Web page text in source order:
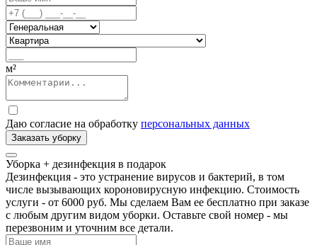
м²
Даю согласие на обработку персональных данных
Заказать уборку
Уборка + дезинфекция в подарок
Дезинфекция - это устранение вирусов и бактерий, в том
числе вызывающих короновирусную инфекцию. Стоимость
услуги - от 6000 руб. Мы сделаем Вам ее бесплатно при заказе
с любым другим видом уборки. Оставьте свой номер - мы
перезвоним и уточним все детали.